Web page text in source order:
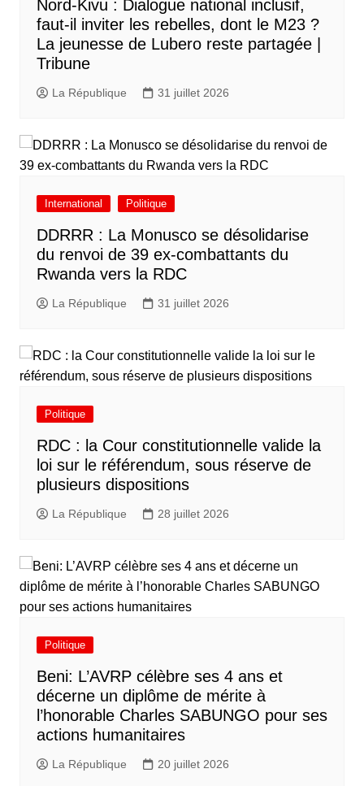
Nord-Kivu : Dialogue national inclusif,
faut-il inviter les rebelles, dont le M23 ?
La jeunesse de Lubero reste partagée |
Tribune
La République 31 juillet 2026
International Politique
DDRRR : La Monusco se désolidarise
du renvoi de 39 ex-combattants du
Rwanda vers la RDC
La République 31 juillet 2026
Politique
RDC : la Cour constitutionnelle valide la
loi sur le référendum, sous réserve de
plusieurs dispositions
La République 28 juillet 2026
Politique
Beni: L’AVRP célèbre ses 4 ans et
décerne un diplôme de mérite à
l’honorable Charles SABUNGO pour ses
actions humanitaires
La République 20 juillet 2026